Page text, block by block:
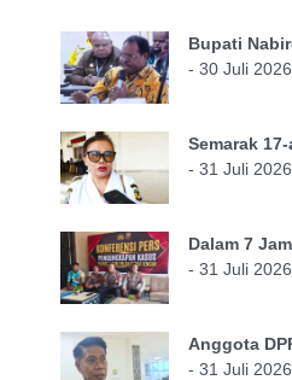
Bupati
- 30 Juli
Semarak
- 31 Juli
Dalam 7
- 31 Juli
Anggota
- 31 Juli